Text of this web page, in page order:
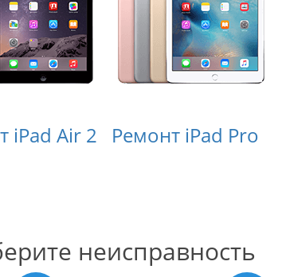
iPad Air 2 Ремонт iPad Pro
неисправность